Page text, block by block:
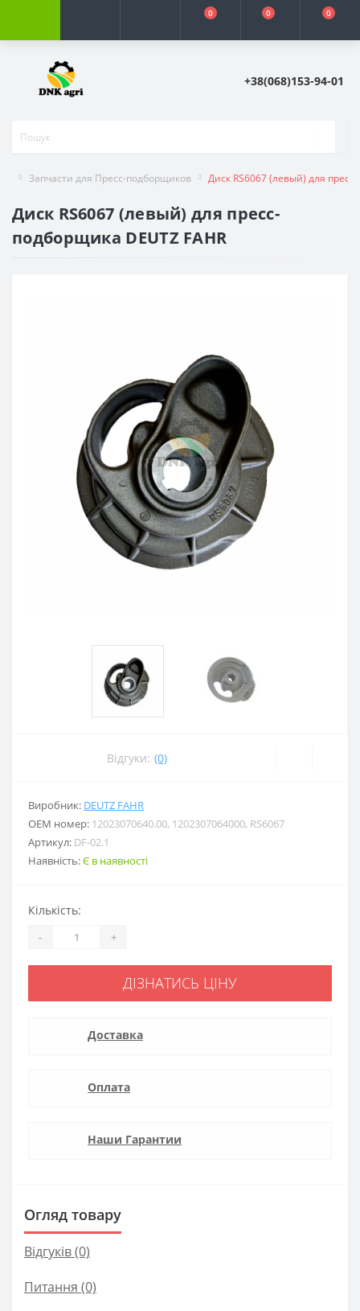
0 0 0
+38(068)153-94-01
Запчасти для Пресс-подборщиков Диск RS6067 (левый) для
Диск RS6067 (левый) для пресс-
подборщика DEUTZ FAHR
Відгуки: (0)
Виробник: DEUTZ FAHR
ОЕМ номер: 12023070640.00, 1202307064000, RS6067
Артикул: DF-02.1
Наявність:Є в наявності
Кількість:
- +
ДІЗНАТИСЬ ЦІНУ
Доставка
Оплата
Наши Гарантии
Огляд товару
Відгуків (0)
Питання (0)